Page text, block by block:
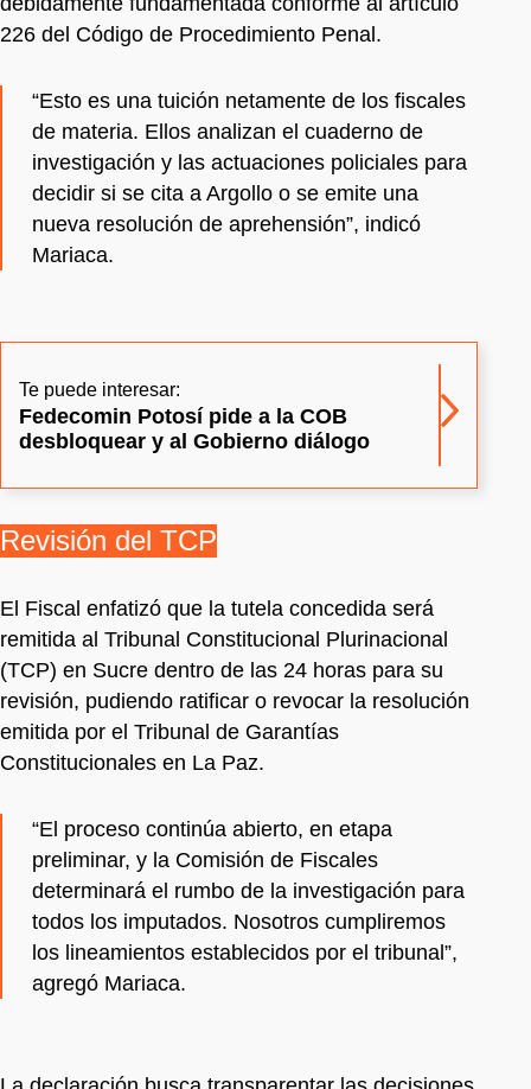
226 del Código de Procedimiento Penal.
“Esto es una tuición netamente de los fiscales
de materia. Ellos analizan el cuaderno de
investigación y las actuaciones policiales para
decidir si se cita a Argollo o se emite una
nueva resolución de aprehensión”, indicó
Mariaca.
Te puede interesar:
Fedecomin Potosí pide a la COB
desbloquear y al Gobierno diálogo
Revisión del TCP
El Fiscal enfatizó que la tutela concedida será
remitida al Tribunal Constitucional Plurinacional
(TCP) en Sucre dentro de las 24 horas para su
revisión, pudiendo ratificar o revocar la resolución
emitida por el Tribunal de Garantías
Constitucionales en La Paz.
“El proceso continúa abierto, en etapa
preliminar, y la Comisión de Fiscales
determinará el rumbo de la investigación para
todos los imputados. Nosotros cumpliremos
los lineamientos establecidos por el tribunal”,
agregó Mariaca.